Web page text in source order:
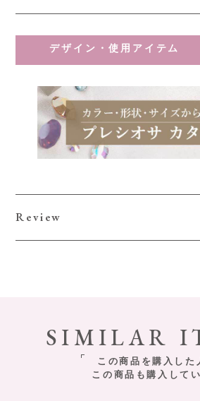
デザイン・使用アイテム
Review
SIMILAR
この商品を購入した
この商品も購入して